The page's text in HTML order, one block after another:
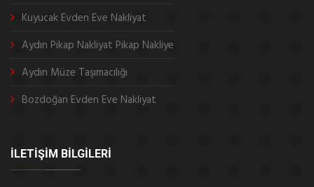
Kuyucak Evden Eve Nakliyat
Aydın Pikap Nakliyat Pikap Nakliye
Aydın Müze Taşımacılığı
Bozdoğan Evden Eve Nakliyat
İLETİŞİM BİLGİLERİ